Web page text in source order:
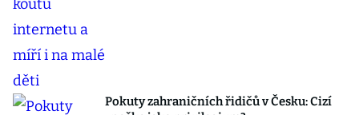
Pokuty zahraničních řidičů v Česku: Cizí